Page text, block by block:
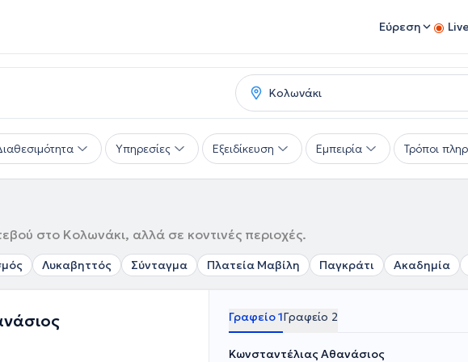
Εύρεση
Υπηρεσίες Εξειδίκευση Εμπειρία Τρόποι
στο Κολωνάκι, αλλά σε κοντινές περιοχές.
Λυκαβηττός Σύνταγμα Πλατεία Μαβίλη Παγκράτι Ακαδημία
Γραφείο 1Γραφείο 2
Κωνσταντέλιας Αθανάσιος